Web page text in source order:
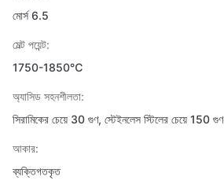
মোর্স 6.5
মেল্ট পয়েন্ট:
1750-1850℃
অ্যাসিড সহনশীলতা:
সিরামিকের চেয়ে 30 গুণ, স্টেইনলেস স্টিলের চেয়ে 150 গুণ
আকার:
ব্যক্তিগতকৃত